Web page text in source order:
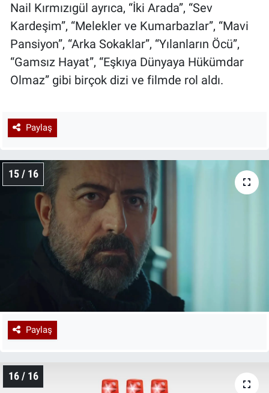
Nail Kırmızıgül ayrıca, “İki Arada”, “Sev
Kardeşim”, “Melekler ve Kumarbazlar”, “Mavi
Pansiyon”, “Arka Sokaklar”, “Yılanların Öcü”,
“Gamsız Hayat”, “Eşkıya Dünyaya Hükümdar
Olmaz” gibi birçok dizi ve filmde rol aldı.
Paylaş
15 / 16
Paylaş
16 / 16